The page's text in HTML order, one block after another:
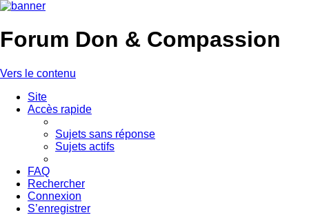
Forum Don & Compassion
Vers le contenu
Site
Accès rapide
Sujets sans réponse
Sujets actifs
FAQ
Rechercher
Connexion
S’enregistrer